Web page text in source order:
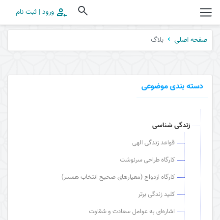
ورود | ثبت نام
صفحه اصلی بلاگ
دسته بندی موضوعی
زندگی شناسی
قواعد زندگی الهی
کارگاه طراحی سرنوشت
کارگاه ازدواج (معیارهای صحیح انتخاب همسر)
کلید زندگی برتر
اشاره‌ای به عوامل سعادت و شقاوت